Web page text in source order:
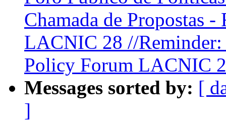
Chamada de Propostas
LACNIC 28 //
Policy Forum LACNIC
Messages sorted by: [
]